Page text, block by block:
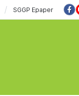
SGGP Epaper